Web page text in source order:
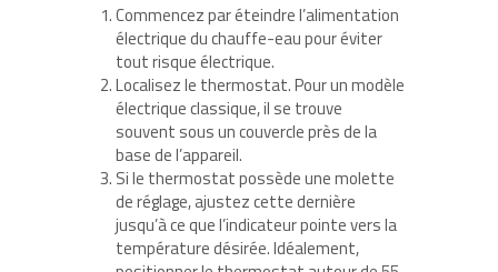
Commencez par éteindre l’alimentation
électrique du chauffe-eau pour éviter
tout risque électrique.
Localisez le thermostat. Pour un modèle
électrique classique, il se trouve
souvent sous un couvercle près de la
base de l’appareil.
Si le thermostat possède une molette
de réglage, ajustez cette dernière
jusqu’à ce que l’indicateur pointe vers la
température désirée. Idéalement,